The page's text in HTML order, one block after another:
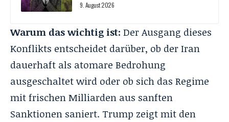
9. August 2026
Warum das wichtig ist: Der Ausgang dieses
Konflikts entscheidet darüber, ob der Iran
dauerhaft als atomare Bedrohung
ausgeschaltet wird oder ob sich das Regime
mit frischen Milliarden aus sanften
Sanktionen saniert. Trump zeigt mit den